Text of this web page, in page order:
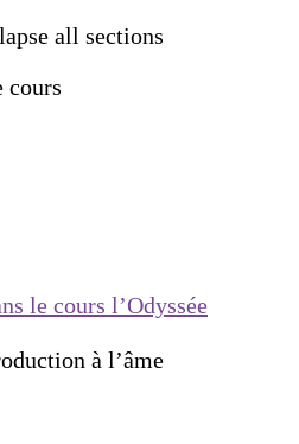
all sections
cours
le cours l’Odyssée
à l’âme